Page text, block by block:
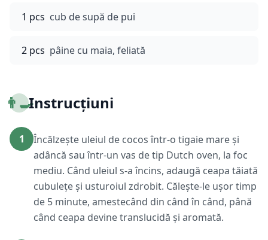
1 pcs cub de supă de pui
2 pcs pâine cu maia, feliată
👨‍🍳Instrucțiuni
1
Încălzește uleiul de cocos într-o tigaie mare și
adâncă sau într-un vas de tip Dutch oven, la foc
mediu. Când uleiul s-a încins, adaugă ceapa tăiată
cubulețe și usturoiul zdrobit. Călește-le ușor timp
de 5 minute, amestecând din când în când, până
când ceapa devine translucidă și aromată.